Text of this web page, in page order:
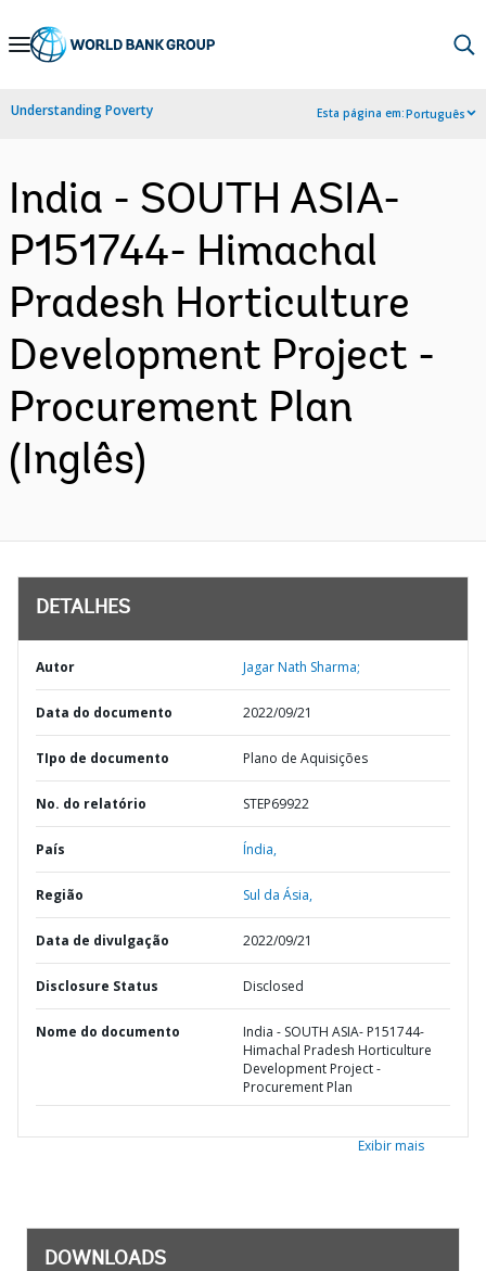
Skip
Navigation
Understanding Poverty Esta página em:Português
India - SOUTH ASIA-
P151744- Himachal
Pradesh Horticulture
Development Project -
Procurement Plan
(Inglês)
DETALHES
Autor Jagar Nath Sharma;
Data do documento 2022/09/21
TIpo de documento Plano de Aquisições
No. do relatório STEP69922
País Índia,
Região Sul da Ásia,
Data de divulgação 2022/09/21
Disclosure Status Disclosed
Nome do documento
India - SOUTH ASIA- P151744-
Himachal Pradesh Horticulture
Development Project -
Procurement Plan
Exibir mais
DOWNLOADS